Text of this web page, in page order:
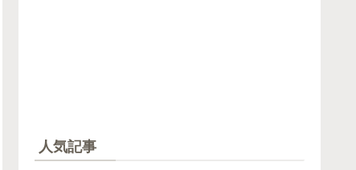
人気記事